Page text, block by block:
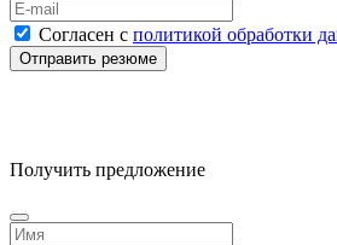
Согласен с политикой обработки
Получить предложение